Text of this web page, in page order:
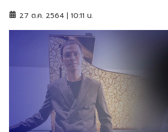
27 ต.ค. 2564 | 10:11 น.